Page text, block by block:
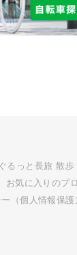
ぐるっと長旅 散歩
お気に入りのプ
（個人情報保護